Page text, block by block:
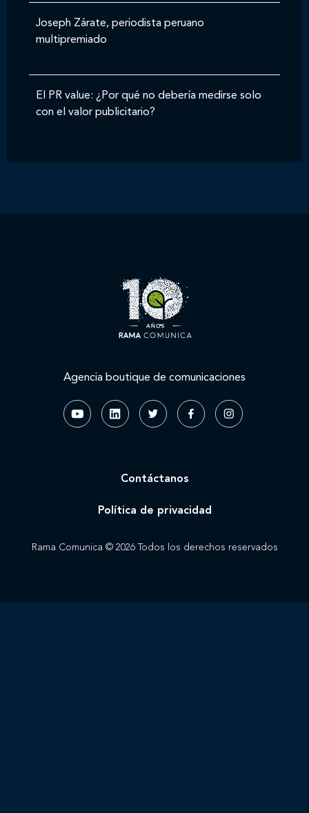
Joseph Zárate, periodista peruano
multipremiado
El PR value: ¿Por qué no debería medirse solo
con el valor publicitario?
Agencia boutique de comunicaciones
Rama Comunica © 2026 Todos los derechos reservados
Contáctanos
Política de privacidad